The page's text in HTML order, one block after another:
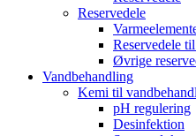
Reservedele
Reservedele
Øvrige
Vandbehandling
Kemi til
pH regulering
Desinfektion